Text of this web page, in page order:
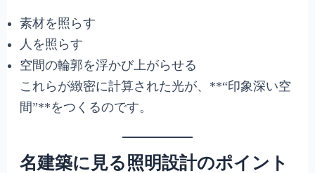
素材を照らす
人を照らす
空間の輪郭を浮かび上がらせる
これらが緻密に計算された光が、**“印象深い空
間”**をつくるのです。
名建築に見る照明設計のポイント